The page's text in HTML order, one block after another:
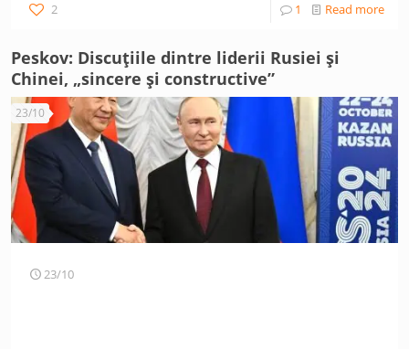
2 1 Read more
Peskov: Discuțiile dintre liderii Rusiei și
Chinei, „sincere și constructive”
23/10
23/10